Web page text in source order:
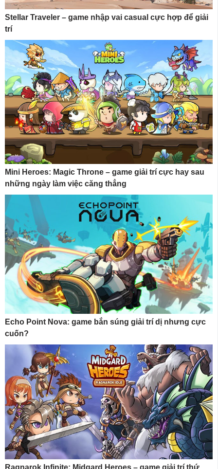
Stellar Traveler – game nhập vai casual cực hợp để giải
trí
Mini Heroes: Magic Throne – game giải trí cực hay sau
những ngày làm việc căng thẳng
Echo Point Nova: game bắn súng giải trí dị nhưng cực
cuốn?